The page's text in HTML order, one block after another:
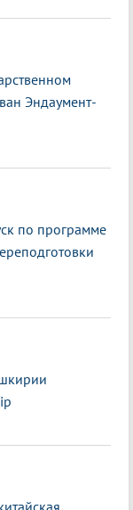
Эндаумент-
по программе